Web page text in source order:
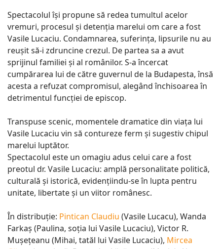
Spectacolul își propune să redea tumultul acelor
vremuri, procesul și detenția marelui om care a fost
Vasile Lucaciu. Condamnarea, suferința, lipsurile nu au
reușit să-i zdruncine crezul. De partea sa a avut
sprijinul familiei și al românilor. S-a încercat
cumpărarea lui de către guvernul de la Budapesta, însă
acesta a refuzat compromisul, alegând închisoarea în
detrimentul funcției de episcop.
Transpuse scenic, momentele dramatice din viața lui
Vasile Lucaciu vin să contureze ferm și sugestiv chipul
marelui luptător.
Spectacolul este un omagiu adus celui care a fost
preotul dr. Vasile Lucaciu: amplă personalitate politică,
culturală și istorică, evidențiindu-se în lupta pentru
unitate, libertate și un viitor românesc.
În distribuție: Pintican Claudiu (Vasile Lucacu), Wanda
Farkaș (Paulina, soția lui Vasile Lucaciu), Victor R.
Muşeţeanu (Mihai, tatăl lui Vasile Lucaciu), Mircea